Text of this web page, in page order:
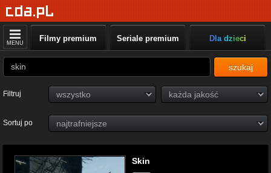
MENU Filmy premium Seriale premium Dla dzieci
szukaj
Filtruj
Sortuj po
Skin